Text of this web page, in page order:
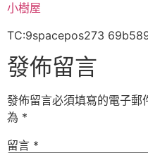
小樹屋
TC:9spacepos273
發佈留言
發佈留言必須填寫的電子郵
為 *
留言 *